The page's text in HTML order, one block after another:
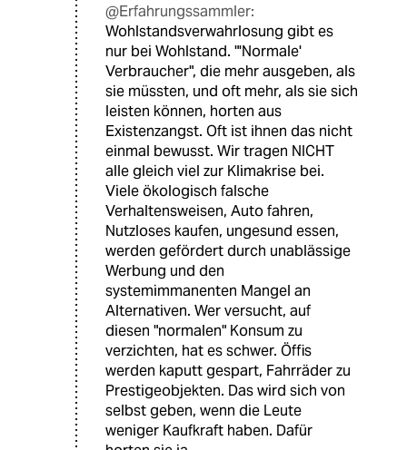
@Erfahrungssammler:
Wohlstandsverwahrlosung gibt es
nur bei Wohlstand. "'Normale'
Verbraucher", die mehr ausgeben, als
sie müssten, und oft mehr, als sie sich
leisten können, horten aus
Existenzangst. Oft ist ihnen das nicht
einmal bewusst. Wir tragen NICHT
alle gleich viel zur Klimakrise bei.
Viele ökologisch falsche
Verhaltensweisen, Auto fahren,
Nutzloses kaufen, ungesund essen,
werden gefördert durch unablässige
Werbung und den
systemimmanenten Mangel an
Alternativen. Wer versucht, auf
diesen "normalen" Konsum zu
verzichten, hat es schwer. Öffis
werden kaputt gespart, Fahrräder zu
Prestigeobjekten. Das wird sich von
selbst geben, wenn die Leute
weniger Kaufkraft haben. Dafür